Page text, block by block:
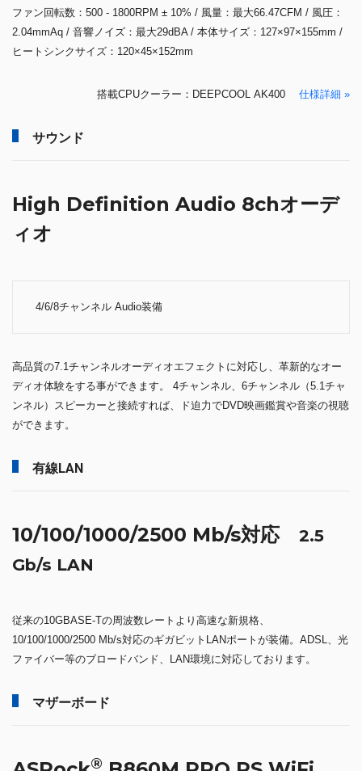
ファン回転数：500 - 1800RPM ± 10% / 風量：最大66.47CFM / 風圧：
2.04mmAq / 音響ノイズ：最大29dBA / 本体サイズ：127×97×155mm /
ヒートシンクサイズ：120×45×152mm
搭載CPUクーラー：DEEPCOOL AK400 仕様詳細 »
サウンド
High Definition Audio 8chオーデ
ィオ
4/6/8チャンネル Audio装備
高品質の7.1チャンネルオーディオエフェクトに対応し、革新的なオー
ディオ体験をする事ができます。 4チャンネル、6チャンネル（5.1チャ
ンネル）スピーカーと接続すれば、ド迫力でDVD映画鑑賞や音楽の視聴
ができます。
有線LAN
10/100/1000/2500 Mb/s対応 2.5
Gb/s LAN
従来の10GBASE-Tの周波数レートより高速な新規格、
10/100/1000/2500 Mb/s対応のギガビットLANポートが装備。ADSL、光
ファイバー等のブロードバンド、LAN環境に対応しております。
マザーボード
®